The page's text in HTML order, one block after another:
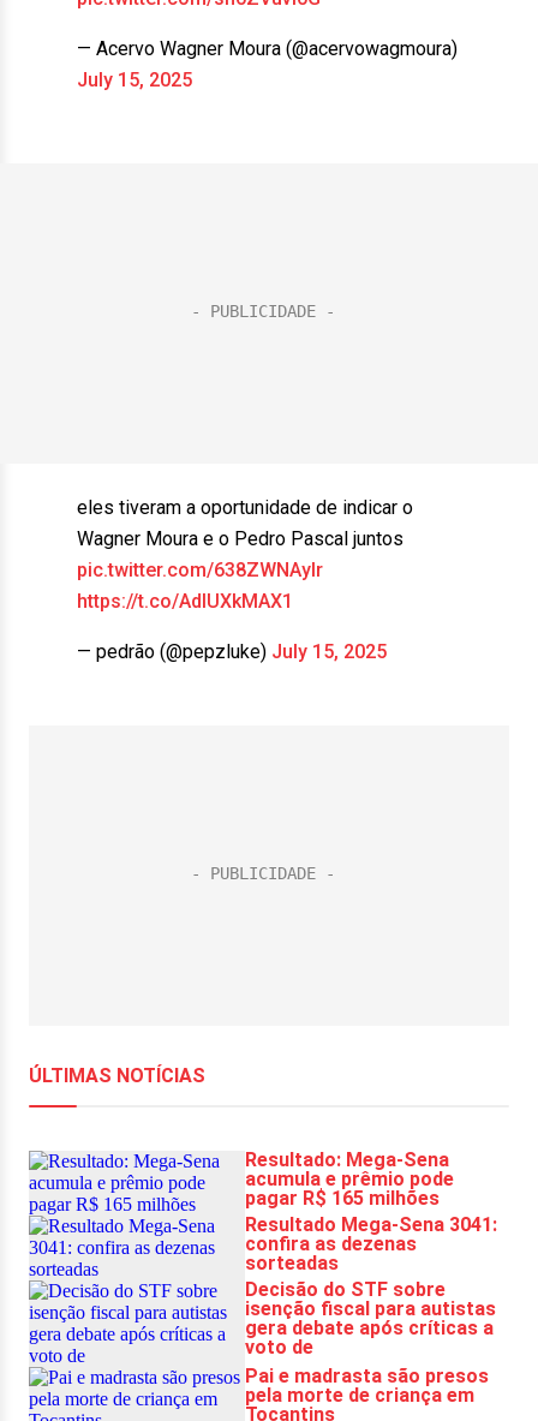
— Acervo Wagner Moura (@acervowagmoura)
July 15, 2025
eles tiveram a oportunidade de indicar o
Wagner Moura e o Pedro Pascal juntos
pic.twitter.com/638ZWNAylr
https://t.co/AdlUXkMAX1
— pedrão (@pepzluke) July 15, 2025